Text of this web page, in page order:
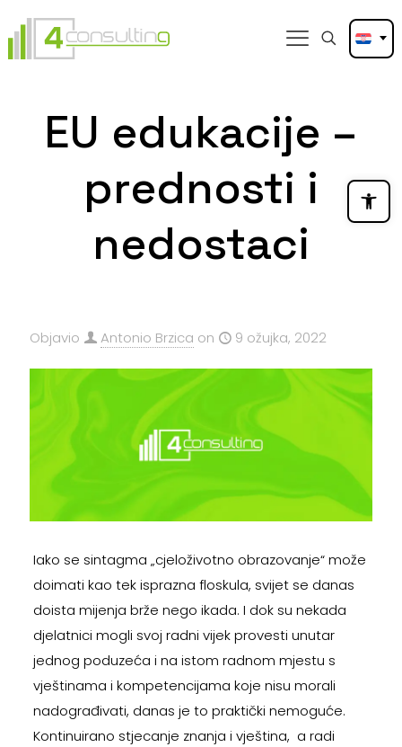
EU edukacije –
prednosti i
nedostaci
Objavio Antonio Brzica on 9 ožujka, 2022
Iako se sintagma „cjeloživotno obrazovanje“ može
doimati kao tek isprazna floskula, svijet se danas
doista mijenja brže nego ikada. I dok su nekada
djelatnici mogli svoj radni vijek provesti unutar
jednog poduzeća i na istom radnom mjestu s
vještinama i kompetencijama koje nisu morali
nadograđivati, danas je to praktički nemoguće.
Kontinuirano stjecanje znanja i vještina, a radi